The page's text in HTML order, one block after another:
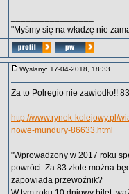
"Myśmy się na władzę nie
Wysłany: 17-04-2018, 18:33
Za to Polregio nie zawiodło!!
http://www.rynek-kolejowy.pl/
nowe-mundury-86633.html
"Wprowadzony w 2017 roku
powróci. Za 83 złote można
zapowiada przewoźnik?